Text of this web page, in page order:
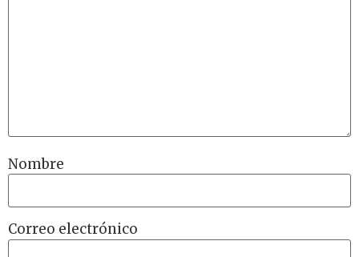
Nombre
Correo electrónico